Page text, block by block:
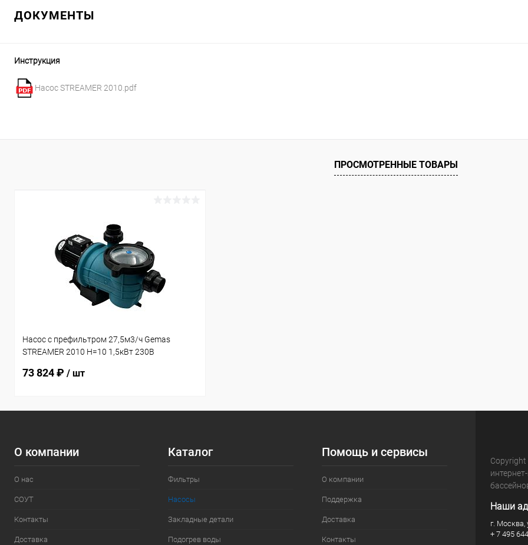
ДОКУМЕНТЫ
Инструкция
Насос STREAMER 2010.pdf
ПРОСМОТРЕННЫЕ ТОВАРЫ
Насос с префильтром 27,5м3/ч Gemas
STREAMER 2010 Н=10 1,5кВт 230В
73 824 ₽ / шт
О компании
О нас
СОУТ
Контакты
Доставка
Каталог
Фильтры
Насосы
Закладные детали
Подогрев воды
Помощь и сервисы
О компании
Поддержка
Доставка
Контакты
Наши
г. Москва,
+ 7 495